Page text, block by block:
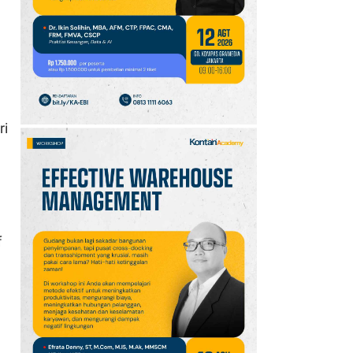
10 Klasemen Grup A Piala
AFF 2026: Ini Skenario
Indonesia Lolos ke
Semifinal